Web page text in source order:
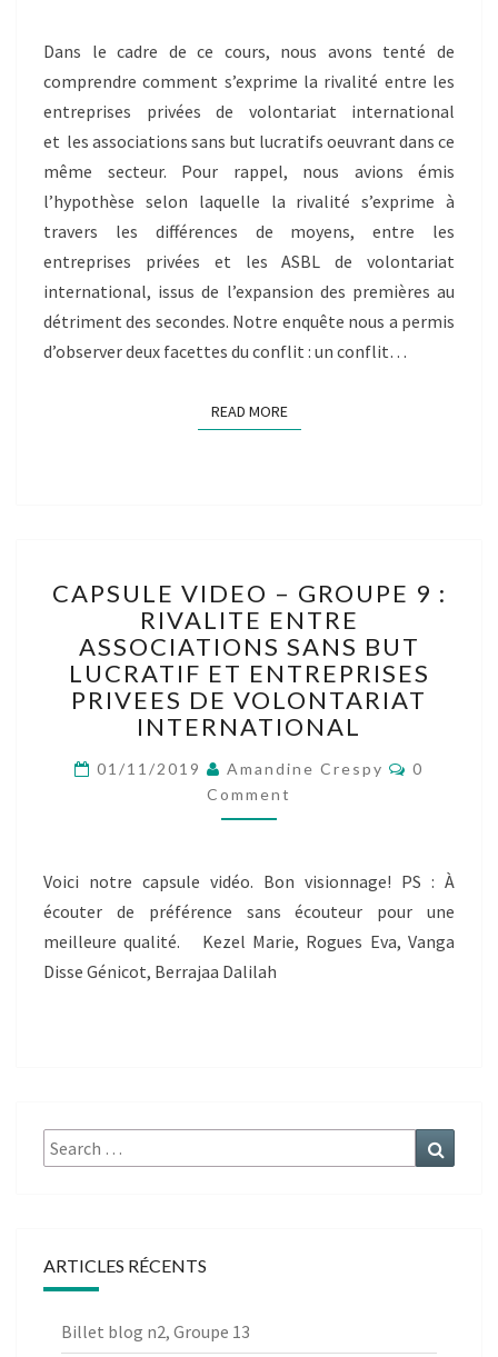
ET
ENTREPRISES
PRIVÉES
D’AIDE
Dans le cadre de ce cours, nous avons tenté de
comprendre comment s’exprime la rivalité entre les
entreprises privées de volontariat international
et les associations sans but lucratifs oeuvrant dans ce
même secteur. Pour rappel, nous avions émis
l’hypothèse selon laquelle la rivalité s’exprime à
travers les différences de moyens, entre les
entreprises privées et les ASBL de volontariat
international, issus de l’expansion des premières au
détriment des secondes. Notre enquête nous a permis
d’observer deux facettes du conflit : un conflit…
READ MOREREAD MORE
VIDEO
–
GROUPE
9
:
RIVALITE
ENTRE
ASSOCIATIONS
SANS
BUT
ENTREPRISES
PRIVEES
DE
VOLONTARIAT
INTERNATIONAL
CAPSULE VIDEO – GROUPE 9 :
RIVALITE ENTRE
ASSOCIATIONS SANS BUT
LUCRATIF ET ENTREPRISES
PRIVEES DE VOLONTARIAT
INTERNATIONAL
01/11/2019 Amandine Crespy
0
Comment
Voici notre capsule vidéo. Bon visionnage! PS : À
écouter de préférence sans écouteur pour une
meilleure qualité. Kezel Marie, Rogues Eva, Vanga
Disse Génicot, Berrajaa Dalilah
Search
for:
ARTICLES RÉCENTS
Billet blog n2, Groupe 13